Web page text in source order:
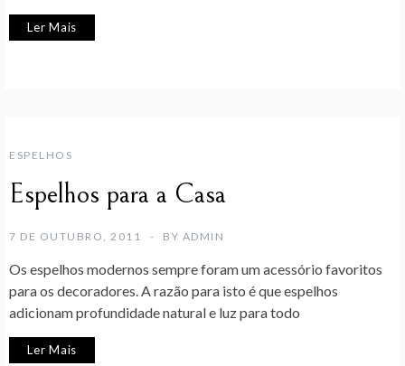
Ler Mais
ESPELHOS
Espelhos para a Casa
7 DE OUTUBRO, 2011 BY ADMIN
Os espelhos modernos sempre foram um acessório favoritos
para os decoradores. A razão para isto é que espelhos
adicionam profundidade natural e luz para todo
Ler Mais